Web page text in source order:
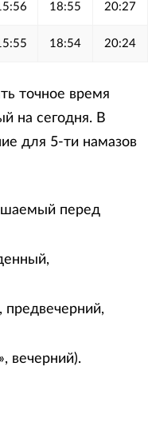
18:55 20:27
18:54 20:24
точное время
на сегодня. В
для 5-ти намазов
перед
предвечерний,
вечерний).